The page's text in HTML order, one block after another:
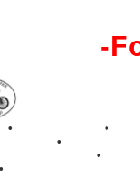
-
• •
•
•
•